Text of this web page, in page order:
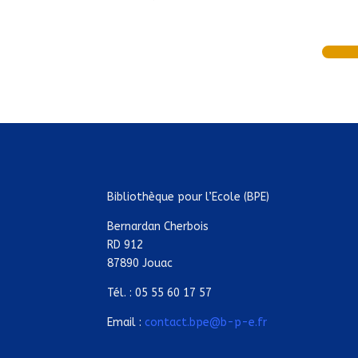
Bibliothèque pour l’Ecole (BPE)
Bernardan Cherbois
RD 912
87890 Jouac
Tél. : 05 55 60 17 57
Email : contact.bpe@b-p-e.fr